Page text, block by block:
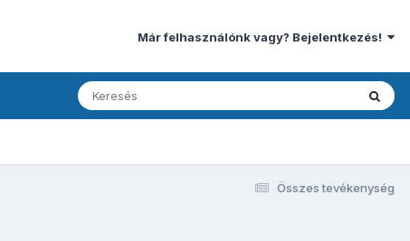
Már felhasználónk vagy? Bejelentkezés!
Összes tevékenység